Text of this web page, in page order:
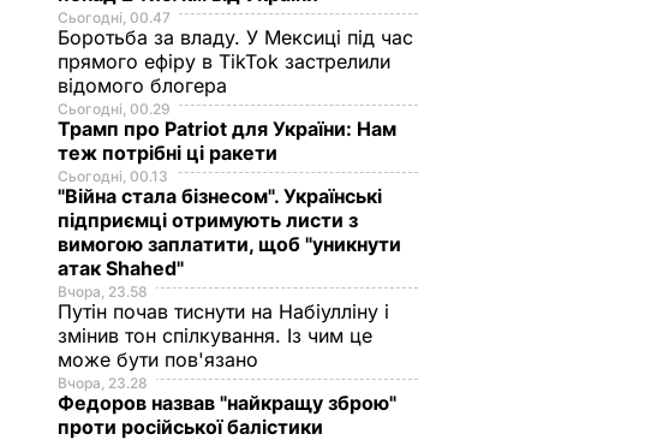
Сьогодні, 00.47
Боротьба за владу. У Мексиці під час
прямого ефіру в TikTok застрелили
відомого блогера
Сьогодні, 00.29
Трамп про Patriot для України: Нам
теж потрібні ці ракети
Сьогодні, 00.13
"Війна стала бізнесом". Українські
підприємці отримують листи з
вимогою заплатити, щоб "уникнути
атак Shahed"
Вчора, 23.58
Путін почав тиснути на Набіулліну і
змінив тон спілкування. Із чим це
може бути пов'язано
Вчора, 23.28
Федоров назвав "найкращу зброю"
проти російської балістики